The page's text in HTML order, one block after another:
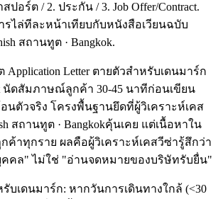
ปอร์ต / 2. ประกัน / 3. Job Offer/Contract.
รไล่ทีละหน้าเทียบกับหนังสือเวียนฉบับ
สถานทูต · Bangkok.
Application Letter ตายตัวสำหรับเดนมาร์ก
นัดสัมภาษณ์ลูกค้า 30-45 นาทีก่อนเขียน
นตัวจริง โครงพื้นฐานยึดที่ผู้วิเคราะห์เคส
สถานทูต · Bangkokคุ้นเคย แต่เนื้อหาใน
ค้าทุกราย ผลคือผู้วิเคราะห์เคสวีซ่ารู้สึกว่า
คล" ไม่ใช่ "อ่านจดหมายของบริษัทรับยื่น"
รับเดนมาร์ก: หากวันการเดินทางใกล้ (<30